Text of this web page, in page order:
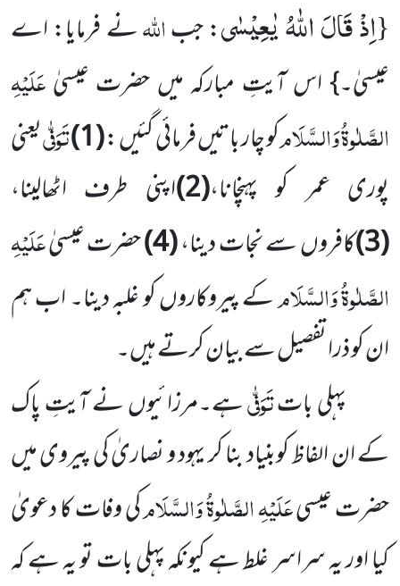
{اِذْ قَالَ اللّٰهُ یٰعِیْسٰى: جباللہنے فرمایا: اے
عیسیٰ۔} اس آیتِ مبارکہ میں حضرت عیسیٰعَلَیْہِ
الصَّلٰوۃُ وَالسَّلَامکو چار باتیں فرمائی گئیں :(1) تَوَفّٰییعنی
پوری عمر کو پہنچانا،(2) اپنی طرف اٹھالینا،
(3) کافروں سے نجات دینا،(4) حضرت عیسیٰعَلَیْہِ
الصَّلٰوۃُ وَالسَّلَامکے پیروکاروں کو غلبہ دینا۔ اب ہم
ان کو ذرا تفصیل سے بیان کرتے ہیں۔
پہلی باتتَوَفّٰیہے۔مرزائیوں نے آیتِ پاک
کے ان الفاظ کوبنیاد بنا کر یہود و نصاریٰ کی پیروی میں
حضرت عیسیعَلَیْہِ الصَّلٰوۃُ وَالسَّلَامکی وفات کا دعویٰ
کیا اور یہ سراسر غلط ہے کیونکہ پہلی بات تو یہ ہے کہ